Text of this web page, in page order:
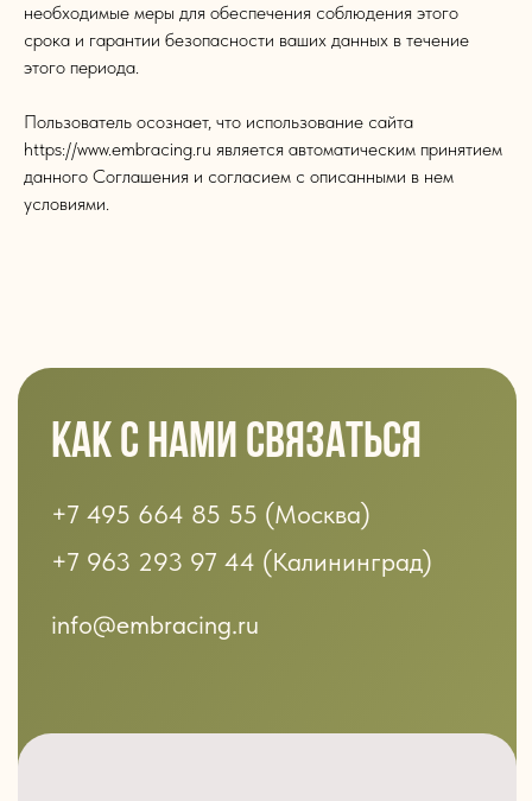
необходимые меры для обеспечения соблюдения этого
срока и гарантии безопасности ваших данных в течение
этого периода.
Пользователь осознает, что использование сайта
https://www.embracing.ru является автоматическим принятием
данного Соглашения и согласием с описанными в нем
условиями.